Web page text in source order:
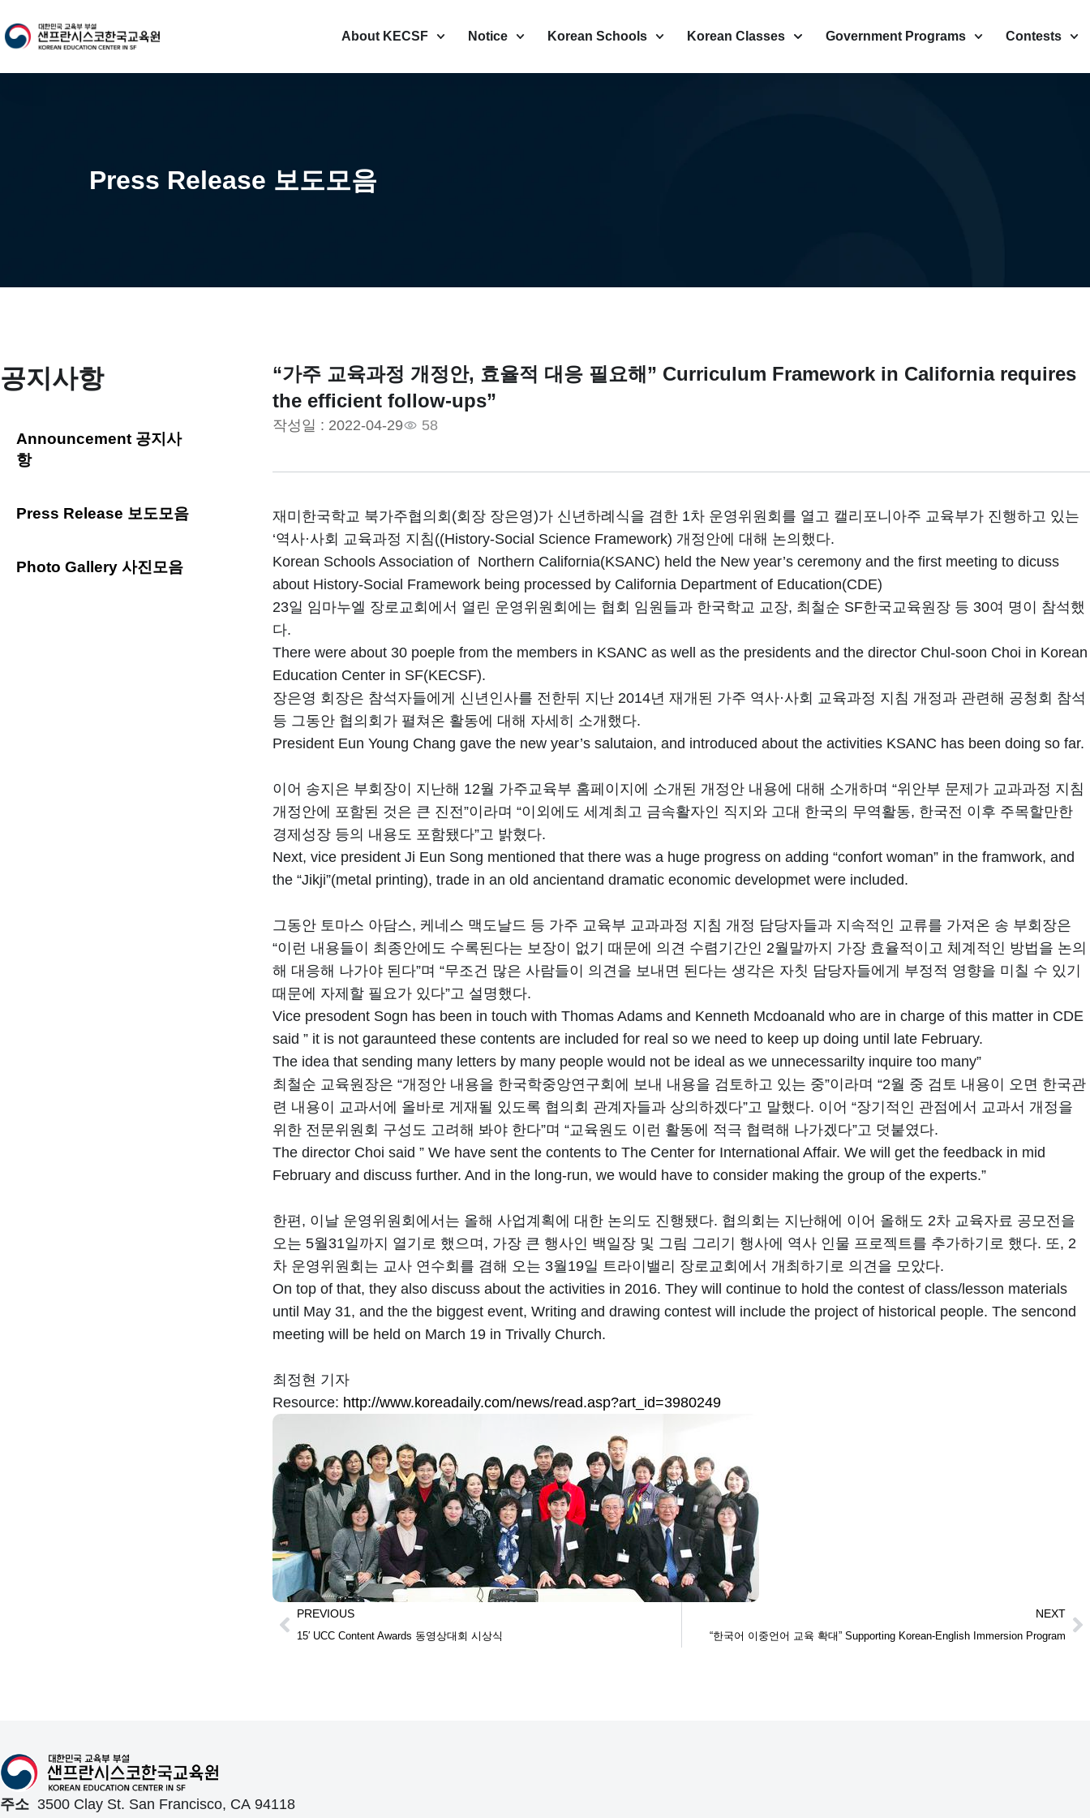
About KECSF Notice Korean Schools Korean Classes Government Programs Contests
Press Release 보도모음
공지사항
Announcement 공지사
항
Press Release 보도모음
Photo Gallery 사진모음
“가주 교육과정 개정안, 효율적 대응 필요해” Curriculum Framework in California requires
the efficient follow-ups”
작성일 : 2022-04-29 58
재미한국학교 북가주협의회(회장 장은영)가 신년하례식을 겸한 1차 운영위원회를 열고 캘리포니아주 교육부가 진행하고 있는
‘역사·사회 교육과정 지침((History-Social Science Framework) 개정안에 대해 논의했다.
Korean Schools Association of Northern California(KSANC) held the New year’s ceremony and the first meeting to dicuss
about History-Social Framework being processed by California Department of Education(CDE)
23일 임마누엘 장로교회에서 열린 운영위원회에는 협회 임원들과 한국학교 교장, 최철순 SF한국교육원장 등 30여 명이 참석했
다.
There were about 30 poeple from the members in KSANC as well as the presidents and the director Chul-soon Choi in Korean
Education Center in SF(KECSF).
장은영 회장은 참석자들에게 신년인사를 전한뒤 지난 2014년 재개된 가주 역사·사회 교육과정 지침 개정과 관련해 공청회 참석
등 그동안 협의회가 펼쳐온 활동에 대해 자세히 소개했다.
President Eun Young Chang gave the new year’s salutaion, and introduced about the activities KSANC has been doing so far.
이어 송지은 부회장이 지난해 12월 가주교육부 홈페이지에 소개된 개정안 내용에 대해 소개하며 “위안부 문제가 교과과정 지침
개정안에 포함된 것은 큰 진전”이라며 “이외에도 세계최고 금속활자인 직지와 고대 한국의 무역활동, 한국전 이후 주목할만한
경제성장 등의 내용도 포함됐다”고 밝혔다.
Next, vice president Ji Eun Song mentioned that there was a huge progress on adding “confort woman” in the framwork, and
the “Jikji”(metal printing), trade in an old ancientand dramatic economic developmet were included.
그동안 토마스 아담스, 케네스 맥도날드 등 가주 교육부 교과과정 지침 개정 담당자들과 지속적인 교류를 가져온 송 부회장은
“이런 내용들이 최종안에도 수록된다는 보장이 없기 때문에 의견 수렴기간인 2월말까지 가장 효율적이고 체계적인 방법을 논의
해 대응해 나가야 된다”며 “무조건 많은 사람들이 의견을 보내면 된다는 생각은 자칫 담당자들에게 부정적 영향을 미칠 수 있기
때문에 자제할 필요가 있다”고 설명했다.
Vice presodent Sogn has been in touch with Thomas Adams and Kenneth Mcdoanald who are in charge of this matter in CDE
said ” it is not garaunteed these contents are included for real so we need to keep up doing until late February.
The idea that sending many letters by many people would not be ideal as we unnecessarilty inquire too many”
최철순 교육원장은 “개정안 내용을 한국학중앙연구회에 보내 내용을 검토하고 있는 중”이라며 “2월 중 검토 내용이 오면 한국관
련 내용이 교과서에 올바로 게재될 있도록 협의회 관계자들과 상의하겠다”고 말했다. 이어 “장기적인 관점에서 교과서 개정을
위한 전문위원회 구성도 고려해 봐야 한다”며 “교육원도 이런 활동에 적극 협력해 나가겠다”고 덧붙였다.
The director Choi said ” We have sent the contents to The Center for International Affair. We will get the feedback in mid
February and discuss further. And in the long-run, we would have to consider making the group of the experts.”
한편, 이날 운영위원회에서는 올해 사업계획에 대한 논의도 진행됐다. 협의회는 지난해에 이어 올해도 2차 교육자료 공모전을
오는 5월31일까지 열기로 했으며, 가장 큰 행사인 백일장 및 그림 그리기 행사에 역사 인물 프로젝트를 추가하기로 했다. 또, 2
차 운영위원회는 교사 연수회를 겸해 오는 3월19일 트라이밸리 장로교회에서 개최하기로 의견을 모았다.
On top of that, they also discuss about the activities in 2016. They will continue to hold the contest of class/lesson materials
until May 31, and the the biggest event, Writing and drawing contest will include the project of historical people. The sencond
meeting will be held on March 19 in Trivally Church.
최정현 기자
Resource: http://www.koreadaily.com/news/read.asp?art_id=3980249
PREVIOUS
15′ UCC Content Awards 동영상대회 시상식
NEXT
“한국어 이중언어 교육 확대” Supporting Korean-English Immersion Program
주소 3500 Clay St. San Francisco, CA 94118